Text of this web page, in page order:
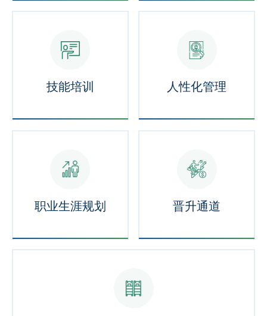
技能培训 人性化管理
职业生涯规划 晋升通道